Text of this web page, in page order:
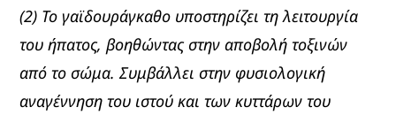
(2) Το γαϊδουράγκαθο υποστηρίζει τη λειτουργία
του ήπατος, βοηθώντας στην αποβολή τοξινών
από το σώμα. Συμβάλλει στην φυσιολογική
αναγέννηση του ιστού και των κυττάρων του